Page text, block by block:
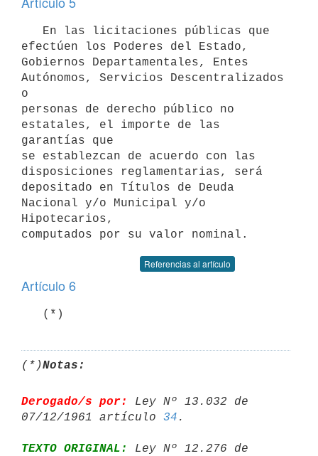
efectúen los Poderes del Estado,
Gobiernos Departamentales, Entes
Autónomos, Servicios Descentralizados
o
personas de derecho público no
estatales, el importe de las
garantías que
se establezcan de acuerdo con las
disposiciones reglamentarias, será
depositado en Títulos de Deuda
Nacional y/o Municipal y/o
Hipotecarios,
computados por su valor nominal.
Referencias al artículo
Artículo 6
   (*)
(*)Notas:
Derogado/s por:
Ley Nº 13.032 de
07/12/1961 artículo 34
TEXTO ORIGINAL:
Ley Nº 12.276 de